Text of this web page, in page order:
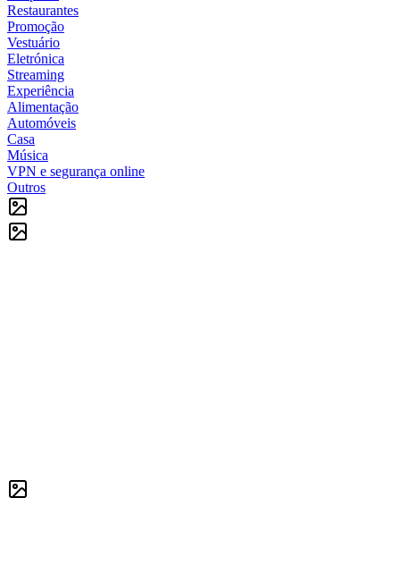
Restaurantes
Promoção
Vestuário
Eletrónica
Streaming
Experiência
Alimentação
Automóveis
Casa
Música
VPN e segurança online
Outros